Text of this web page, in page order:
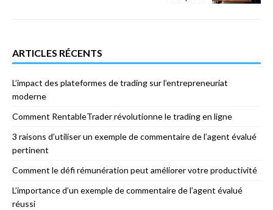
ARTICLES RÉCENTS
L’impact des plateformes de trading sur l’entrepreneuriat
moderne
Comment RentableTrader révolutionne le trading en ligne
3 raisons d’utiliser un exemple de commentaire de l’agent évalué
pertinent
Comment le défi rémunération peut améliorer votre productivité
L’importance d’un exemple de commentaire de l’agent évalué
réussi